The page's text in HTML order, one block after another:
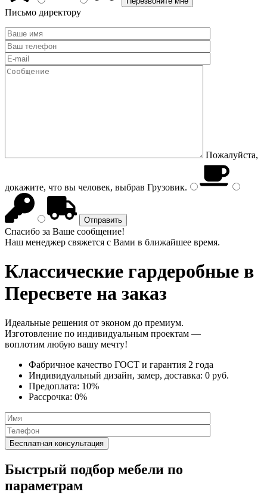
Письмо директору
Пожалуйста,
докажите, что вы человек, выбрав Грузовик.
Спасибо за Ваше сообщение!
Наш менеджер свяжется с Вами в ближайшее время.
Классические гардеробные в
Пересвете на заказ
Идеальные решения от эконом до премиум.
Изготовление по индивидуальным проектам —
воплотим любую вашу мечту!
Фабричное качество ГОСТ и гарантия 2 года
Индивидуальный дизайн, замер, доставка: 0 руб.
Предоплата: 10%
Рассрочка: 0%
Быстрый подбор мебели по
параметрам